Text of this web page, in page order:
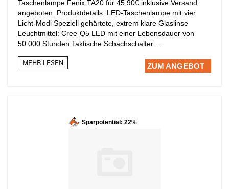
Taschenlampe Fenix TA20 für 45,90€ inklusive Versand
angeboten. Produktdetails: LED-Taschenlampe mit vier
Licht-Modi Speziell gehärtete, extrem klare Glaslinse
Leuchtmittel: Cree-Q5 LED mit einer Lebensdauer von
50.000 Stunden Taktische Schachschalter ...
MEHR LESEN ZUM ANGEBOT
Sparpotential: 22%